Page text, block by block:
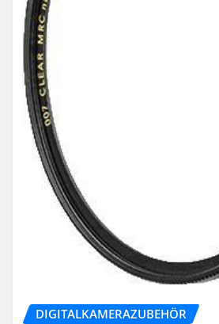
DIGITALKAMERAZUBEHÖR